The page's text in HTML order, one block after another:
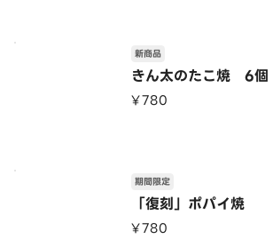
きん太のたこ焼 6個
新商品
¥780
「復刻」ポパイ焼
期間限定
¥780